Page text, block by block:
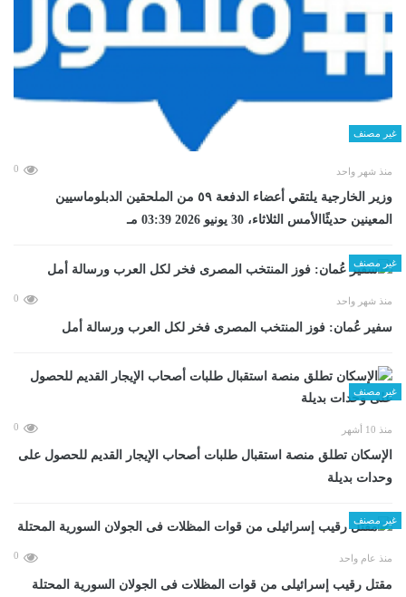
غير مصنف
منذ شهر واحد 0
وزير الخارجية يلتقي أعضاء الدفعة ٥٩ من الملحقين الدبلوماسيين
المعينين حديثًاالأمس الثلاثاء، 30 يونيو 2026 03:39 مـ
غير مصنف
منذ شهر واحد 0
سفير عُمان: فوز المنتخب المصرى فخر لكل العرب ورسالة أمل
غير مصنف
منذ 10 أشهر 0
الإسكان تطلق منصة استقبال طلبات أصحاب الإيجار القديم للحصول على
وحدات بديلة
غير مصنف
منذ عام واحد 0
مقتل رقيب إسرائيلى من قوات المظلات فى الجولان السورية المحتلة